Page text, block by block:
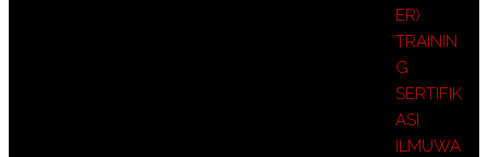
ER)
TRAININ
G
SERTIFIK
ASI
ILMUWA